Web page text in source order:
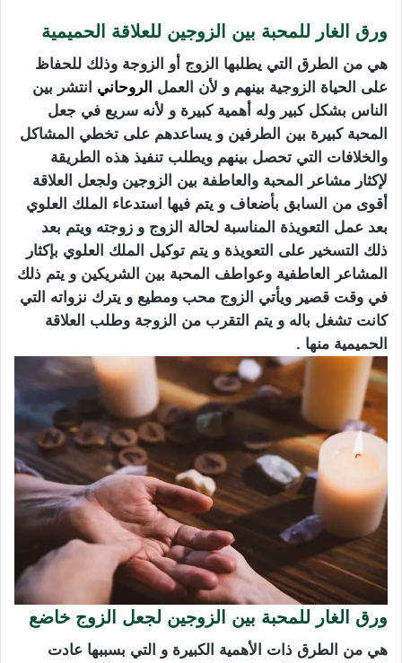
ورق الغار للمحبة بين الزوجين للعلاقة الحميمية
هي من الطرق التي يطلبها الزوج أو الزوجة وذلك للحفاظ
على الحياة الزوجية بينهم و لأن العمل الروحاني انتشر بين
الناس بشكل كبير وله أهمية كبيرة و لأنه سريع في جعل
المحبة كبيرة بين الطرفين و يساعدهم على تخطي المشاكل
والخلافات التي تحصل بينهم ويطلب تنفيذ هذه الطريقة
لإكثار مشاعر المحبة والعاطفة بين الزوجين ولجعل العلاقة
أقوى من السابق بأضعاف و يتم فيها استدعاء الملك العلوي
بعد عمل التعويذة المناسبة لحالة الزوج و زوجته ويتم بعد
ذلك التسخير على التعويذة و يتم توكيل الملك العلوي بإكثار
المشاعر العاطفية وعواطف المحبة بين الشريكين و يتم ذلك
في وقت قصير ويأتي الزوج محب ومطيع و يترك نزواته التي
كانت تشغل باله و يتم التقرب من الزوجة وطلب العلاقة
الحميمية منها .
ورق الغار للمحبة بين الزوجين لجعل الزوج خاضع
هي من الطرق ذات الأهمية الكبيرة و التي بسببها عادت